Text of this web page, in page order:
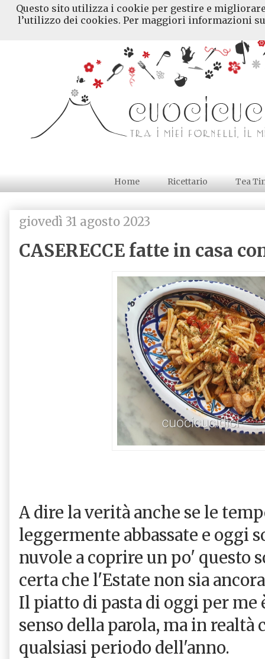
Home Ricettario Tea
giovedì 31 agosto 2023
CASERECCE fatte in casa
A dire la verità anche se le
leggermente abbassate e oggi
nuvole a coprire un po' questo
certa che l'Estate non sia
Il piatto di pasta di oggi per me
senso della parola, ma in realtà
qualsiasi periodo dell'anno.
Questo sito utilizza i cookie per gestire e
l’utilizzo dei cookies. Per maggiori informazioni